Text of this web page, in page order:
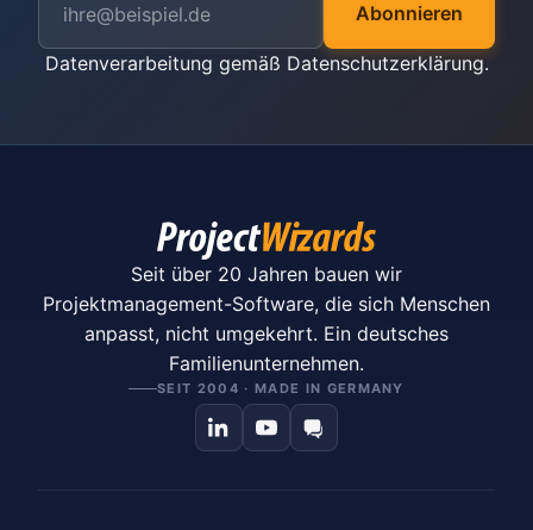
Abonnieren
Datenverarbeitung gemäß Datenschutzerklärung.
Seit über 20 Jahren bauen wir
Projektmanagement-Software, die sich Menschen
anpasst, nicht umgekehrt. Ein deutsches
Familienunternehmen.
SEIT 2004 · MADE IN GERMANY